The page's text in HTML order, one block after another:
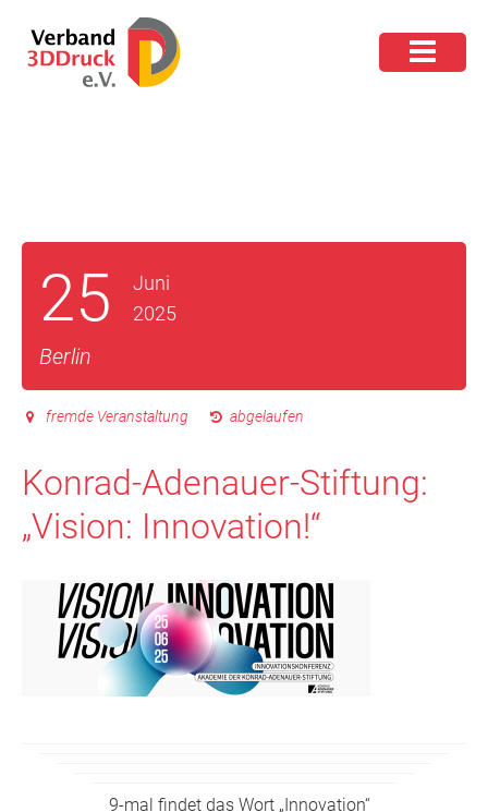
25
Juni
2025
Berlin
fremde Veranstaltung abgelaufen
Konrad-Adenauer-Stiftung:
„Vision: Innovation!“
9-mal findet das Wort „Innovation“